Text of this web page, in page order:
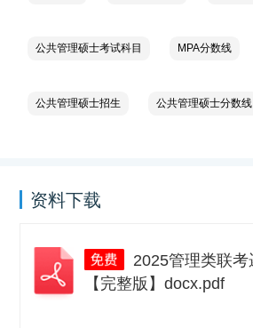
公共管理硕士考试科目 MPA分数线
公共管理硕士招生 公共管理硕士分数线
资料下载
【完整版】docx.pdf